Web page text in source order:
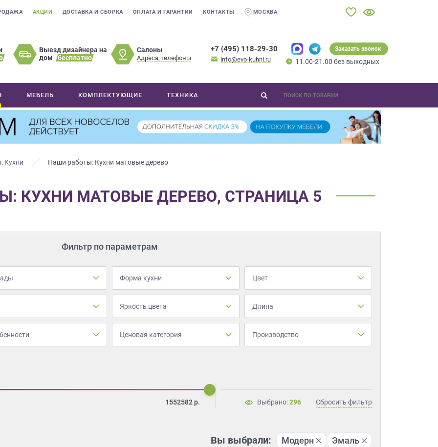
АКЦИИ ДОСТАВКА И СБОРКА ОПЛАТА И ГАРАНТИИ КОНТАКТЫ МОСКВА
Выезд дизайнера на
дом
бесплатно
Салоны
Адреса, телефоны
+7 (495) 118-29-30
info@evo-kuhni.ru
Заказать звонок
11.00-21.00 без выходных
МЕБЕЛЬ КОМПЛЕКТУЮЩИЕ ТЕХНИКА
Кухни Наши работы: Кухни матовые дерево
КУХНИ МАТОВЫЕ ДЕРЕВО, СТРАНИЦА 5
Фильтр по параметрам
Форма кухни Цвет
Яркость цвета Длина
Ценовая категория Производство
1552582р. Выбрано:296 Сбросить фильтр
Вы выбрали: Модерн Эмаль